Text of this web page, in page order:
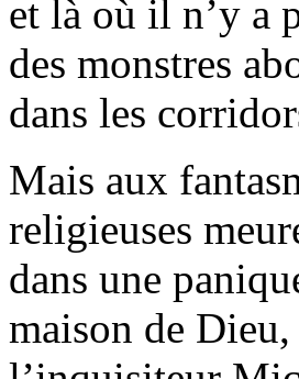
et là où il n’y a
des monstres
dans les
Mais aux
religieuses
dans une
maison de